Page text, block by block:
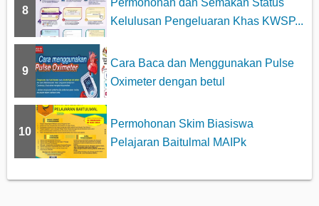
8
Kelulusan Pengeluaran Khas KWSP...
9
Cara Baca dan Menggunakan Pulse
Oximeter dengan betul
10
Permohonan Skim Biasiswa
Pelajaran Baitulmal MAIPk